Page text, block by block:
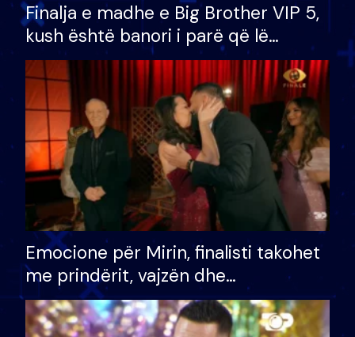
Finalja e madhe e Big Brother VIP 5,
kush është banori i parë që lë
shtëpinë dhe humb mundësinë për
të fituar çmimin e madh
Emocione për Mirin, finalisti takohet
me prindërit, vajzën dhe
bashkëshorten: S’kemi ndonjë letër
divorci apo jo?